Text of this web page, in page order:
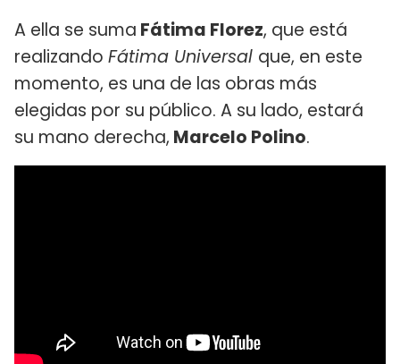
A ella se suma Fátima Florez, que está
realizando Fátima Universal que, en este
momento, es una de las obras más
elegidas por su público. A su lado, estará
su mano derecha, Marcelo Polino.